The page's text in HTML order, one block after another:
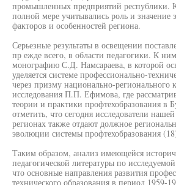
промышленных предприятий республики.
полной мере учитывались роль и значение
факторов и особенностей региона.
Серьезные результаты в освещении
пр ежде всего, в области педагогики. К
монографию С.Д. Намсараева, в которой
уделяется системе профессионально-
через призму национально-регионального
исследования П.П. Ефимова, где
теории и практики профтехобразования в
отметить, что сегодня исследователи
регионах также отдают должное
эволюции системы профтехобразования
Таким образом, анализ имеющейся
педагогической литературы по
что основные направления развития
технического образования в период 1959-